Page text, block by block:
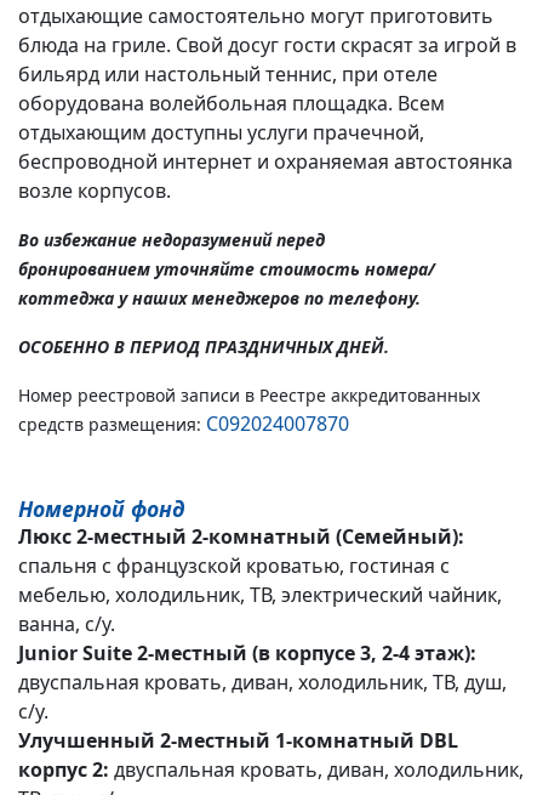
отдыхающие самостоятельно могут приготовить
блюда на гриле. Свой досуг гости скрасят за игрой в
бильярд или настольный теннис, при отеле
оборудована волейбольная площадка. Всем
отдыхающим доступны услуги прачечной,
беспроводной интернет и охраняемая автостоянка
возле корпусов.
Во избежание недоразумений перед
бронированием уточняйте стоимость номера/
коттеджа у наших менеджеров по телефону.
ОСОБЕННО В ПЕРИОД ПРАЗДНИЧНЫХ ДНЕЙ.
Номер реестровой записи в Реестре аккредитованных
средств размещения: С092024007870
Номерной фонд
Люкс 2-местный 2-комнатный (Семейный):
спальня с французской кроватью, гостиная с
мебелью, холодильник, ТВ, электрический чайник,
ванна, с/у.
Junior Suite 2-местный (в корпусе 3, 2-4 этаж):
двуспальная кровать, диван, холодильник, ТВ, душ,
с/у.
Улучшенный 2-местный 1-комнатный DBL
корпус 2: двуспальная кровать, диван, холодильник,